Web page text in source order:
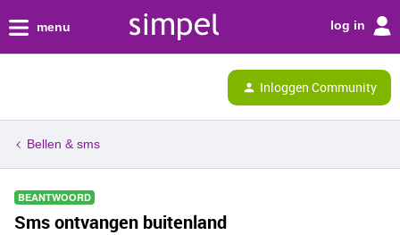
menu log in
Inloggen Community
Bellen & sms
BEANTWOORD
Sms ontvangen buitenland